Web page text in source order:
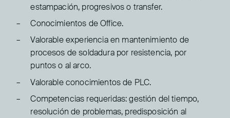
estampación, progresivos o transfer.
Conocimientos de Office.
Valorable experiencia en mantenimiento de
procesos de soldadura por resistencia, por
puntos o al arco.
Valorable conocimientos de PLC.
Competencias requeridas: gestión del tiempo,
resolución de problemas, predisposición al